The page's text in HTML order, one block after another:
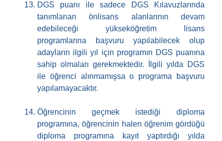
DGS puanı ile sadece DGS Kılavuzlarında
tanımlanan önlisans alanlarının devam
edebileceği yükseköğretim lisans
programlarına başvuru yapılabilecek olup
adayların ilgili yıl için programın DGS puanına
sahip olmaları gerekmektedir. İlgili yılda DGS
ile öğrenci alınmamışsa o programa başvuru
yapılamayacaktır.
Öğrencinin geçmek istediği diploma
programına, öğrencinin halen öğrenim gördüğü
diploma programına kayıt yaptırdığı yılda